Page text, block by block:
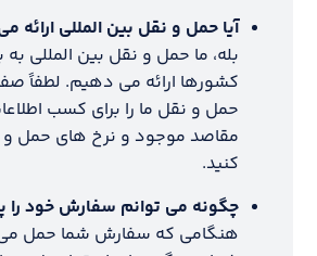
آیا حمل و نقل بین المللی ارائه
بله، ما حمل و نقل بین المللی به
کشورها ارائه می دهیم. لطفاً
حمل و نقل ما را برای کسب
مقاصد موجود و نرخ های حمل
کنید.
چگونه می توانم سفارش خود را
هنگامی که سفارش شما حمل